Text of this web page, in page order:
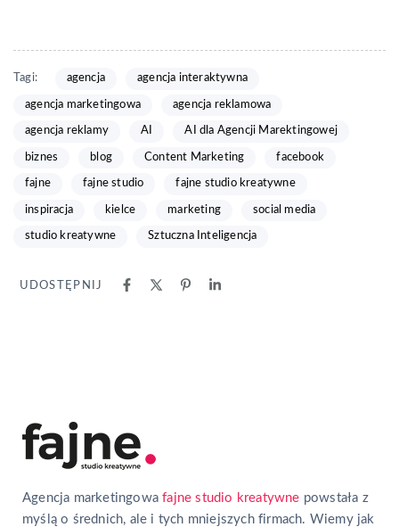
Tagi: agencja agencja interaktywna
agencja marketingowa agencja reklamowa
agencja reklamy AI AI dla Agencji Marektingowej
biznes blog Content Marketing facebook
fajne fajne studio fajne studio kreatywne
inspiracja kielce marketing social media
studio kreatywne Sztuczna Inteligencja
UDOSTĘPNIJ
Agencja marketingowafajne studio kreatywne powstała z
myślą o średnich, ale i tych mniejszych firmach. Wiemy jak